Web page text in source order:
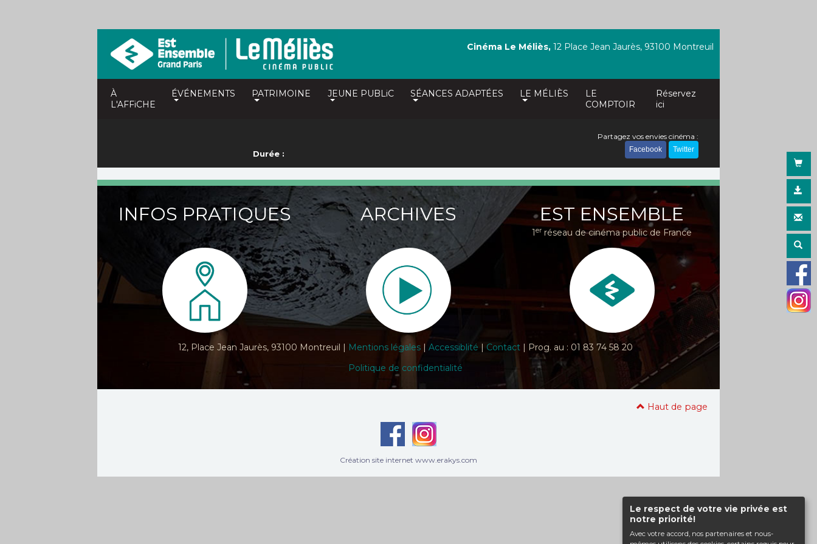
Le respect de votre vie privée est
notre priorité!
Avec votre accord, nos partenaires et nous-
À
L'AFFiCHE
ÉVÉNEMENTS PATRIMOINE JEUNE PUBLiC SÉANCES ADAPTÉES LE MÉLIÈS
LE
COMPTOIR
Réservez
ici
Cinéma Le Méliès, 12 Place Jean Jaurès, 93100 Montreuil
Durée :
Partagez vos envies cinéma :
Facebook Twitter
INFOS PRATIQUES ARCHIVES EST ENSEMBLE
1er réseau de cinéma public de France
12, Place Jean Jaurès, 93100 Montreuil | Mentions légales | Accessiblité | Contact | Prog. au : 01 83 74 58 20
Politique de confidentialité
Haut de page
Création site internet www.erakys.com